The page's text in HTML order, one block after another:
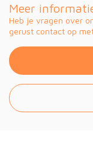
Meer
Heb je vragen over
gerust contact op